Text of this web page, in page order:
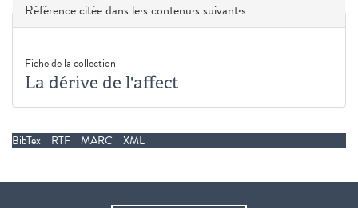
Masquer
Référence citée dans le·s contenu·s suivant·s
Fiche de la collection
La dérive de l'affect
BibTex RTF MARC XML